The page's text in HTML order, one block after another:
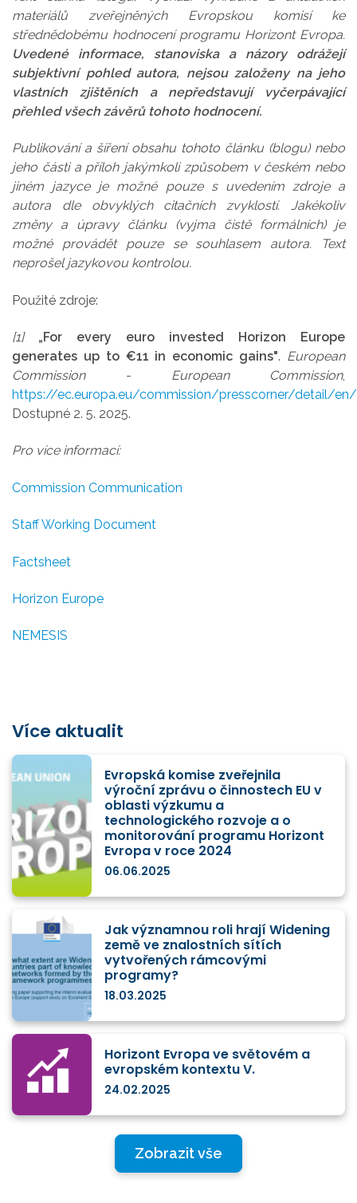
materiálů zveřejněných Evropskou komisí ke
střednědobému hodnocení programu Horizont Evropa.
Uvedené informace, stanoviska a názory odrážejí
subjektivní pohled autora, nejsou založeny na jeho
vlastních zjištěních a nepředstavují vyčerpávající
přehled všech závěrů tohoto hodnocení.
Publikování a šíření obsahu tohoto článku (blogu) nebo
jeho části a příloh jakýmkoli způsobem v českém nebo
jiném jazyce je možné pouze s uvedením zdroje a
autora dle obvyklých citačních zvyklostí. Jakékoliv
změny a úpravy článku (vyjma čistě formálních) je
možné provádět pouze se souhlasem autora.
Text
neprošel jazykovou kontrolou.
Použité zdroje:
[1] „For every euro invested Horizon Europe
generates up to €11 in economic gains". European
Commission - European Commission,
https://ec.europa.eu/commission/presscorner/detail/
Dostupné 2. 5. 2025.
Pro více informací:
Commission Communication
Staff Working Document
Factsheet
Horizon Europe
NEMESIS
Více aktualit
Evropská komise zveřejnila
výroční zprávu o činnostech EU v
oblasti výzkumu a
technologického rozvoje a o
monitorování programu Horizont
Evropa v roce 2024
06.06.2025
Jak významnou roli hrají Widening
země ve znalostních sítích
vytvořených rámcovými
programy?
18.03.2025
Horizont Evropa ve světovém a
evropském kontextu V.
24.02.2025
Zobrazit vše